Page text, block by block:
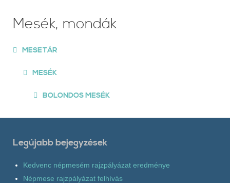
Mesék, mondák
MESETÁR
MESÉK
BOLONDOS MESÉK
Legújabb bejegyzések
Kedvenc népmesém rajzpályázat eredménye
Népmese rajzpályázat felhívás